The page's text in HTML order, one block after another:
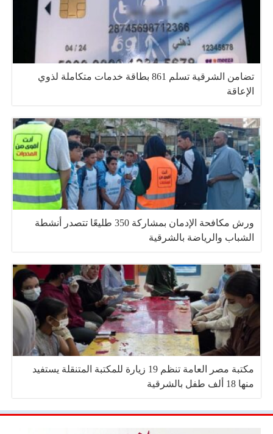
تضامن الشرقية تسلم 861 بطاقة خدمات متكاملة لذوي
الإعاقة
ورش مكافحة الإدمان بمشاركة 350 طليعًا تتصدر أنشطة
الشباب والرياضة بالشرقية
مكتبة مصر العامة تنظم 19 زيارة للمكتبة المتنقلة يستفيد
منها 18 ألف طفل بالشرقية